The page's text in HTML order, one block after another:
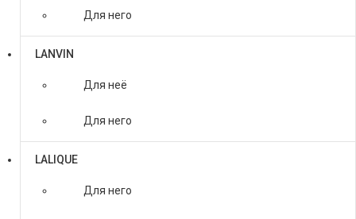
Для него
LANVIN
Для неё
Для него
LALIQUE
Для него